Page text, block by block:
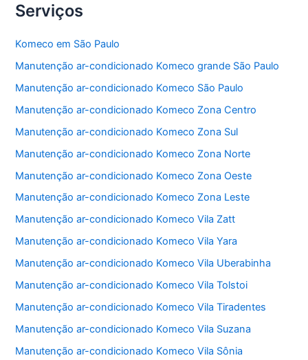
c
e
b
o
o
k
itt
er s
A
p
p
Serviços
Komeco em São Paulo
Manutenção ar-condicionado Komeco grande São Paulo
Manutenção ar-condicionado Komeco São Paulo
Manutenção ar-condicionado Komeco Zona Centro
Manutenção ar-condicionado Komeco Zona Sul
Manutenção ar-condicionado Komeco Zona Norte
Manutenção ar-condicionado Komeco Zona Oeste
Manutenção ar-condicionado Komeco Zona Leste
Manutenção ar-condicionado Komeco Vila Zatt
Manutenção ar-condicionado Komeco Vila Yara
Manutenção ar-condicionado Komeco Vila Uberabinha
Manutenção ar-condicionado Komeco Vila Tolstoi
Manutenção ar-condicionado Komeco Vila Tiradentes
Manutenção ar-condicionado Komeco Vila Suzana
Manutenção ar-condicionado Komeco Vila Sônia